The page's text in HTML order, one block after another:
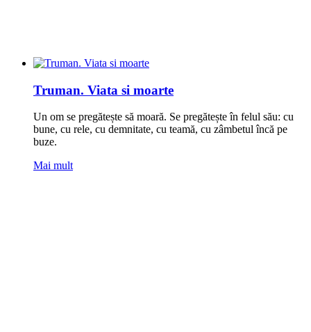
Truman. Viata si moarte
Un om se pregătește să moară. Se pregătește în felul său: cu
bune, cu rele, cu demnitate, cu teamă, cu zâmbetul încă pe
buze.
Mai mult